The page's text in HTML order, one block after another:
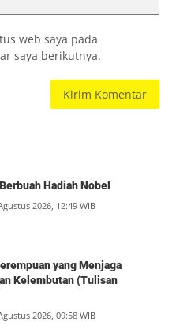
web saya pada
saya berikutnya.
Hadiah Nobel
2026, 12:49 WIB
yang Menjaga
Kelembutan (Tulisan
2026, 09:58 WIB